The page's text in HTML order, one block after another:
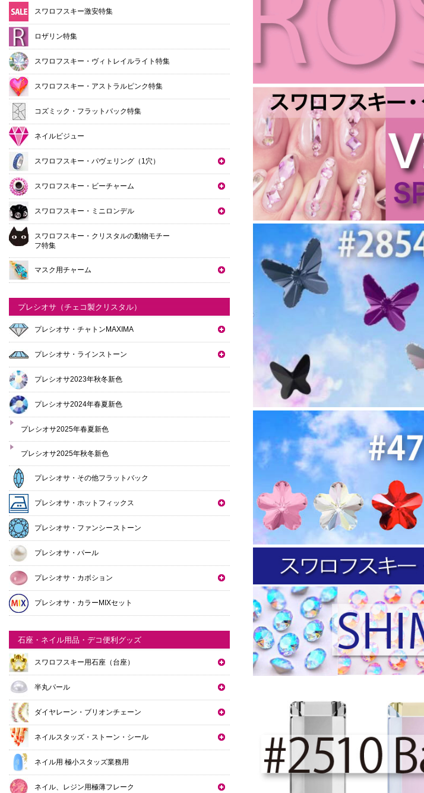
スワロフスキー激安特集
ロザリン特集
スワロフスキー・ヴィトレイルライト特集
スワロフスキー・アストラルピンク特集
コズミック・フラットバック特集
ネイルビジュー
スワロフスキー・パヴェリング（1穴）
スワロフスキー・ビーチャーム
スワロフスキー・ミニロンデル
スワロフスキー・クリスタルの動物モチー
フ特集
マスク用チャーム
プレシオサ（チェコ製クリスタル）
プレシオサ・チャトンMAXIMA
プレシオサ・ラインストーン
プレシオサ2023年秋冬新色
プレシオサ2024年春夏新色
プレシオサ2025年春夏新色
プレシオサ2025年秋冬新色
プレシオサ・その他フラットバック
プレシオサ・ホットフィックス
プレシオサ・ファンシーストーン
プレシオサ・パール
プレシオサ・カボション
プレシオサ・カラーMIXセット
石座・ネイル用品・デコ便利グッズ
スワロフスキー用石座（台座）
半丸パール
ダイヤレーン・ブリオンチェーン
ネイルスタッズ・ストーン・シール
ネイル用 極小スタッズ業務用
ネイル、レジン用極薄フレーク